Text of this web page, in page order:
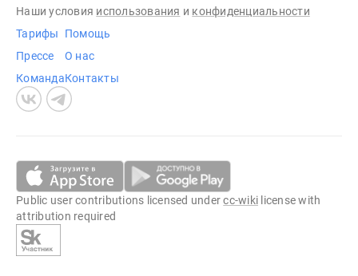
Наши условия использования и конфиденциальности
Тарифы
Прессе
Команда
Помощь
О нас
Контакты
Public user contributions licensed undercc-wiki license with
attribution required